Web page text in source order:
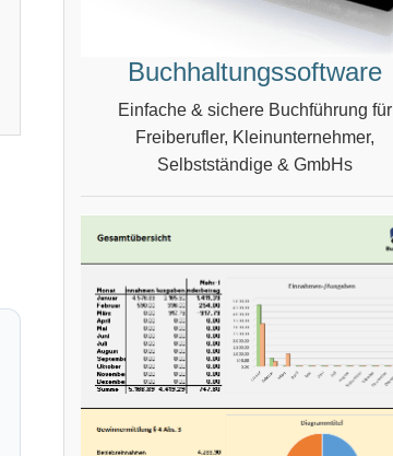
Buchhaltungssoftware
Einfache & sichere Buchführung für
Freiberufler, Kleinunternehmer,
Selbstständige & GmbHs